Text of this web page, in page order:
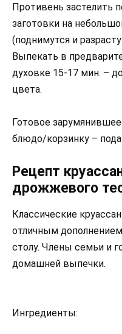
Противень застелить
заготовки на
(поднимутся и
Выпекать в
духовке 15-17 мин. –
цвета.
Готовое
блюдо/корзинку –
Рецепт
дрожжевого
Классические
отличным
столу. Члены семьи и
домашней выпечки.
Ингредиенты: